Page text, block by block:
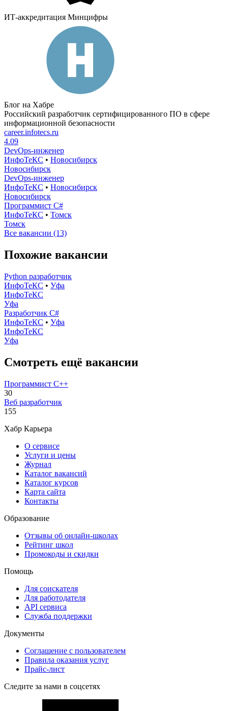
ИТ-аккредитация Минцифры
Блог на Хабре
Российский разработчик сертифицированного ПО в сфере
информационной безопасности
career.infotecs.ru
4.09
DevOps-инженер
ИнфоТеКС • Новосибирск
Новосибирск
DevOps-инженер
ИнфоТеКС • Новосибирск
Новосибирск
Программист C#
ИнфоТеКС • Томск
Томск
Все вакансии (13)
Похожие вакансии
Python разработчик
ИнфоТеКС • Уфа
ИнфоТеКС
Уфа
Разработчик C#
ИнфоТеКС • Уфа
ИнфоТеКС
Уфа
Смотреть ещё вакансии
Программист C++
30
Веб разработчик
155
Хабр Карьера
О сервисе
Услуги и цены
Журнал
Каталог вакансий
Каталог курсов
Карта сайта
Контакты
Образование
Отзывы об онлайн-школах
Рейтинг школ
Промокоды и скидки
Помощь
Для соискателя
Для работодателя
API сервиса
Служба поддержки
Документы
Соглашение с пользователем
Правила оказания услуг
Прайс-лист
Следите за нами в соцсетях